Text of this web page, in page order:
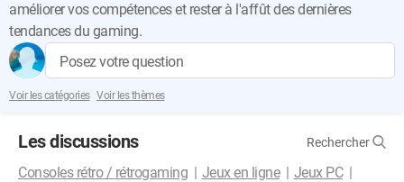
améliorer vos compétences et rester à l'affût des dernières
tendances du gaming.
Posez votre question
Voir les catégories Voir les thèmes
Les discussions Rechercher
Consoles rétro / rétrogaming Jeux en ligne
Jeux PC